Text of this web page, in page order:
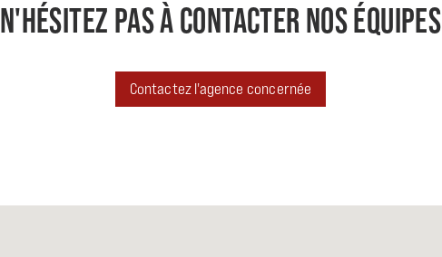
N'HÉSITEZ PAS À CONTACTER NOS ÉQUIPES
Contactez l'agence concernée